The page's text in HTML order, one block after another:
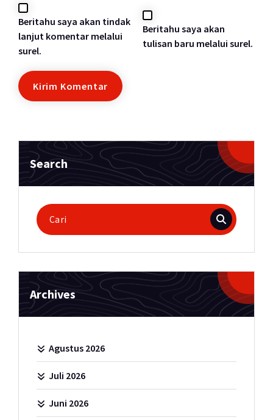
Beritahu saya akan tindak
lanjut komentar melalui
surel.
Beritahu saya akan
tulisan baru melalui surel.
Search
Pencarian
untuk:
Archives
Agustus 2026
Juli 2026
Juni 2026